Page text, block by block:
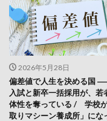
2026年5月28日
偏差値で人生を決める国
入試と新卒一括採用が、若
体性を奪っている / 学校
取りマシーン養成所」にな